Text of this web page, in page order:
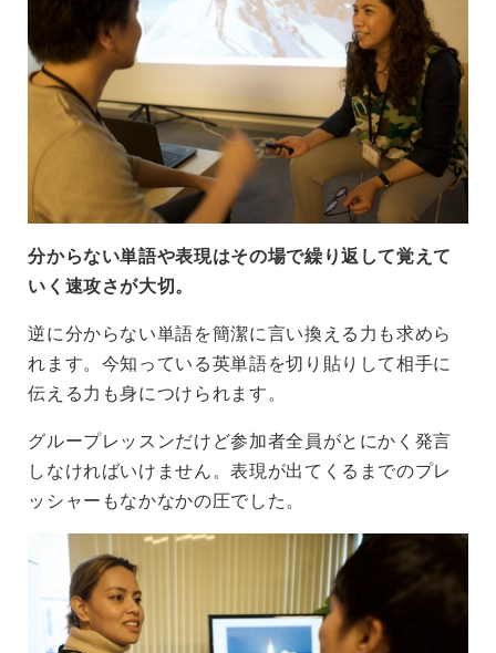
分からない単語や表現はその場で繰り返して覚えて
いく速攻さが大切。
逆に分からない単語を簡潔に言い換える力も求めら
れます。今知っている英単語を切り貼りして相手に
伝える力も身につけられます。
グループレッスンだけど参加者全員がとにかく発言
しなければいけません。表現が出てくるまでのプレ
ッシャーもなかなかの圧でした。